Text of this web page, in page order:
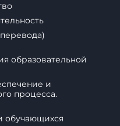
образовательной
и
процесса.
обучающихся